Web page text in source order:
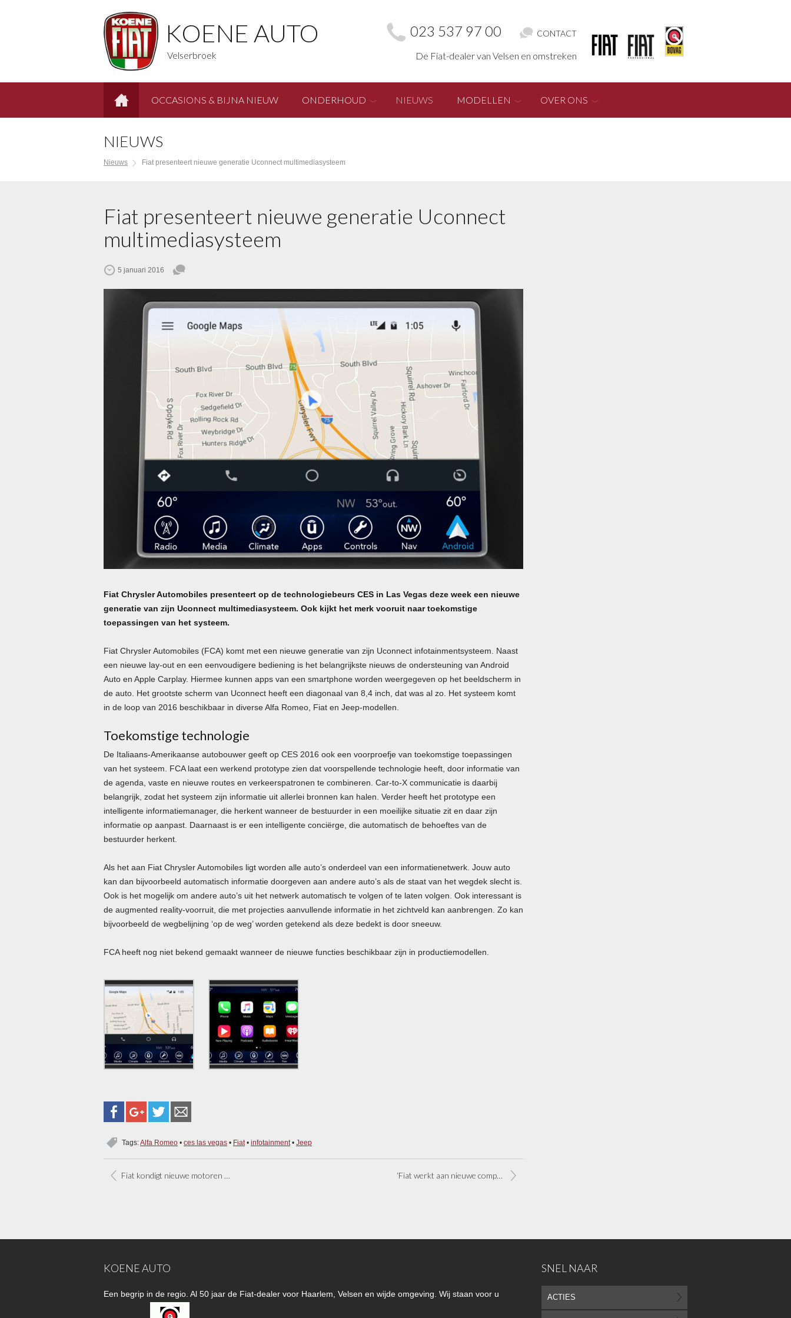
KOENE AUTO
Velserbroek
023 537 97 00 CONTACT
De Fiat-dealer van Velsen en omstreken
OCCASIONS & BIJNA NIEUW ONDERHOUD NIEUWS MODELLEN OVER ONS
NIEUWS
Nieuws Fiat presenteert nieuwe generatie Uconnect multimediasysteem
Fiat presenteert nieuwe generatie Uconnect
multimediasysteem
5 januari 2016
Fiat Chrysler Automobiles presenteert op de technologiebeurs CES in Las Vegas deze week een nieuwe
generatie van zijn Uconnect multimediasysteem. Ook kijkt het merk vooruit naar toekomstige
toepassingen van het systeem.
Fiat Chrysler Automobiles (FCA) komt met een nieuwe generatie van zijn Uconnect infotainmentsysteem. Naast
een nieuwe lay-out en een eenvoudigere bediening is het belangrijkste nieuws de ondersteuning van Android
Auto en Apple Carplay. Hiermee kunnen apps van een smartphone worden weergegeven op het beeldscherm in
de auto. Het grootste scherm van Uconnect heeft een diagonaal van 8,4 inch, dat was al zo. Het systeem komt
in de loop van 2016 beschikbaar in diverse Alfa Romeo, Fiat en Jeep-modellen.
Toekomstige technologie
De Italiaans-Amerikaanse autobouwer geeft op CES 2016 ook een voorproefje van toekomstige toepassingen
van het systeem. FCA laat een werkend prototype zien dat voorspellende technologie heeft, door informatie van
de agenda, vaste en nieuwe routes en verkeerspatronen te combineren. Car-to-X communicatie is daarbij
belangrijk, zodat het systeem zijn informatie uit allerlei bronnen kan halen. Verder heeft het prototype een
intelligente informatiemanager, die herkent wanneer de bestuurder in een moeilijke situatie zit en daar zijn
informatie op aanpast. Daarnaast is er een intelligente conciërge, die automatisch de behoeftes van de
bestuurder herkent.
Als het aan Fiat Chrysler Automobiles ligt worden alle auto’s onderdeel van een informatienetwerk. Jouw auto
kan dan bijvoorbeeld automatisch informatie doorgeven aan andere auto’s als de staat van het wegdek slecht is.
Ook is het mogelijk om andere auto’s uit het netwerk automatisch te volgen of te laten volgen. Ook interessant is
de augmented reality-voorruit, die met projecties aanvullende informatie in het zichtveld kan aanbrengen. Zo kan
bijvoorbeeld de wegbelijning ‘op de weg’ worden getekend als deze bedekt is door sneeuw.
FCA heeft nog niet bekend gemaakt wanneer de nieuwe functies beschikbaar zijn in productiemodellen.
Tags:Alfa Romeo • ces las vegas • Fiat • infotainment • Jeep
Fiat kondigt nieuwe motoren aan ‘Fiat werkt aan nieuwe compacte motoren’
KOENE AUTO
Een begrip in de regio. Al 50 jaar de Fiat-dealer voor Haarlem, Velsen en wijde omgeving. Wij staan voor u
SNEL NAAR
ACTIES